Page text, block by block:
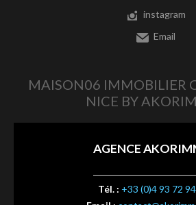
instagram
Email
MAISON06 IMMOBILIER
NICE BY
AGENCE
Tél. : +33 (0)4 93 72